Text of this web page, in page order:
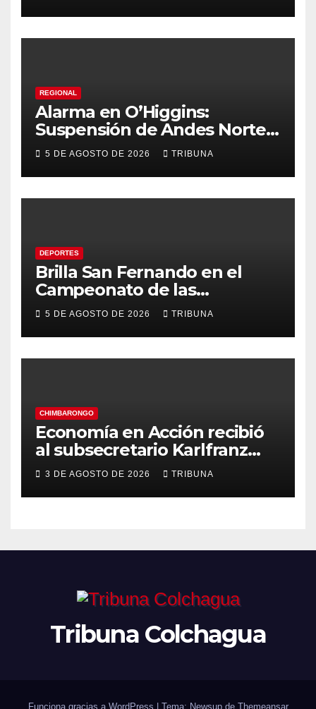
tiroides
REGIONAL
Alarma en O’Higgins:
Suspensión de Andes Norte
golpea con fuerza el empleo
5 DE AGOSTO DE 2026 TRIBUNA
DEPORTES
Brilla San Fernando en el
Campeonato de las
Américas: Academia de
pase a la final internacional
5 DE AGOSTO DE 2026 TRIBUNA
CHIMBARONGO
Economía en Acción recibió
al subsecretario Karlfranz
Koehler en Chimbarongo
3 DE AGOSTO DE 2026 TRIBUNA
Tribuna Colchagua
Funciona gracias a WordPress Tema: Newsup de Themeansar